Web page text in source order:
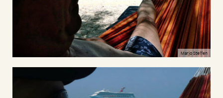
Marjo Steffen